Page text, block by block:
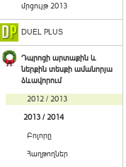
մրցույթ 2013
DUEL PLUS
Դպրոցի արտաքին և
ներքին տեսքի ամանորյա
ձևավորում
2012 / 2013
2013 / 2014
Բոլորը
Հաղթողներ